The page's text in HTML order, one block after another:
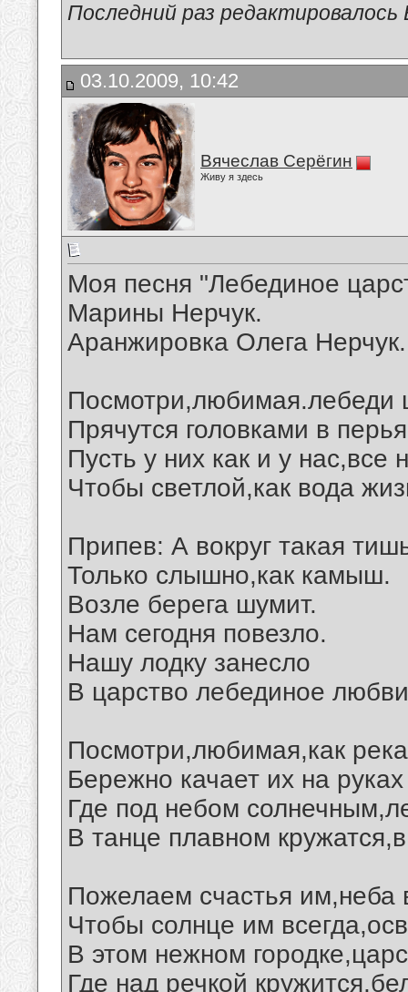
Последний раз
03.10.2009, 10:42
Вячеслав Серёгин
Живу я здесь
Моя песня "Лебединое
Марины Нерчук.
Аранжировка Олега
Посмотри,любимая.лебеди
Прячутся головками в
Пусть у них как и у нас,все
Чтобы светлой,как вода
Припев: А вокруг такая
Только слышно,как камыш.
Возле берега шумит.
Нам сегодня повезло.
Нашу лодку занесло
В царство лебединое
Посмотри,любимая,как
Бережно качает их на
Где под небом
В танце плавном
Пожелаем счастья им,неба
Чтобы солнце им
В этом нежном
Где над речкой